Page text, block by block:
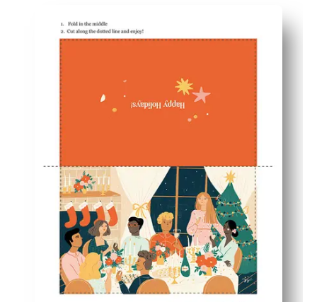
El sencillo formato de impresión y plegado significa
Amplio espacio en blanco en el interior para que
Imprima tantas como necesite en casa: una para